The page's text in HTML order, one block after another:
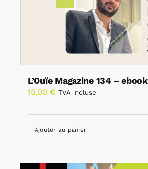
L’Ouïe Magazine 134 – ebook
15,00 € TVA incluse
Ajouter au panier